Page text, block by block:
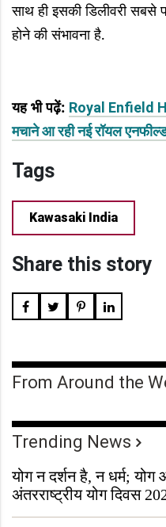
साथ ही इसकी डिलीवरी
होने की संभावना है.
यह भी पढ़ें: Royal Enfield
मचाने आ रही नई रॉयल
Tags
Kawasaki India
Share this story
From Around the
Trending News
योग न दर्शन है, न धर्म;
अंतरराष्ट्रीय योग दिवस